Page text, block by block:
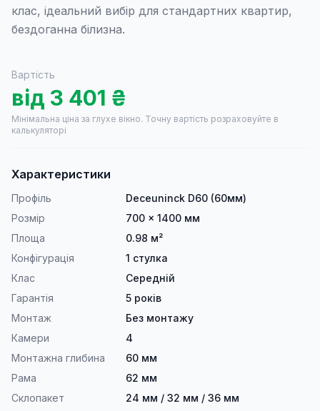
клас, ідеальний вибір для стандартних квартир,
бездоганна білизна.
Вартість
від 3 401 ₴
Мінімальна ціна за глухе вікно. Точну вартість розраховуйте в
калькуляторі
Характеристики
Профіль
Deceuninck D60 (60мм)
Розмір
700 × 1400 мм
Площа
0.98 м²
Конфігурація
1 стулка
Клас
Середній
Гарантія
5 років
Монтаж
Без монтажу
Камери
4
Монтажна глибина
60 мм
Рама
62 мм
Склопакет
24 мм / 32 мм / 36 мм